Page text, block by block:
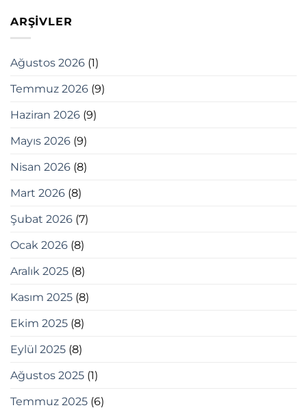
ARŞIVLER
Ağustos 2026 (1)
Temmuz 2026 (9)
Haziran 2026 (9)
Mayıs 2026 (9)
Nisan 2026 (8)
Mart 2026 (8)
Şubat 2026 (7)
Ocak 2026 (8)
Aralık 2025 (8)
Kasım 2025 (8)
Ekim 2025 (8)
Eylül 2025 (8)
Ağustos 2025 (1)
Temmuz 2025 (6)